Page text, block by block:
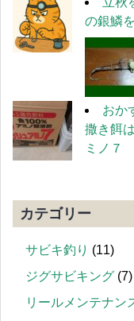
の銀鱗
おか
撒き餌
ミノ７
カテゴリー
サビキ釣り (11)
ジグサビキング (7)
リールメンテナン